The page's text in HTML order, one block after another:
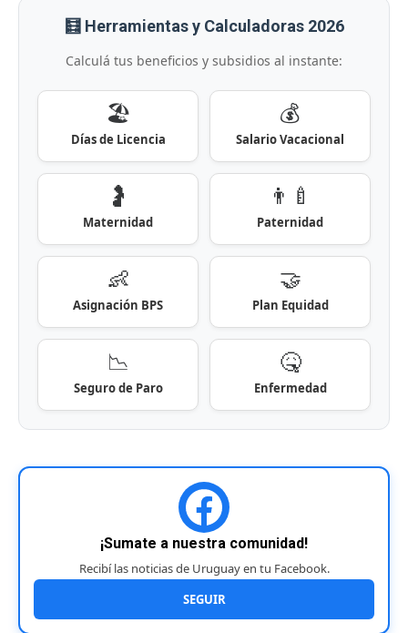
🧮 Herramientas y Calculadoras 2026
Calculá tus beneficios y subsidios al instante:
🏖️
Días de Licencia
💰
Salario Vacacional
🤰
Maternidad
👨‍🍼
Paternidad
👶
Asignación BPS
🤝
Plan Equidad
📉
Seguro de Paro
🤒
Enfermedad
¡Sumate a nuestra comunidad!
Recibí las noticias de Uruguay en tu Facebook.
SEGUIR